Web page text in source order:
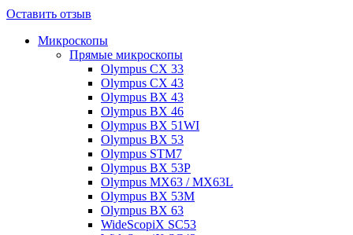
Оставить отзыв
Микроскопы
Прямые микроскопы
Olympus CX 33
Olympus CX 43
Olympus BX 43
Olympus BX 46
Olympus BX 51WI
Olympus BX 53
Olympus STM7
Olympus BX 53P
Olympus MX63 / MX63L
Olympus BX 53M
Olympus BX 63
WideScopiX SC53